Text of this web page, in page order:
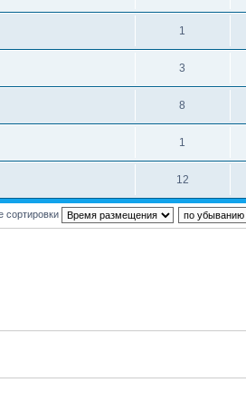
1
3
8
1
12
сортировки